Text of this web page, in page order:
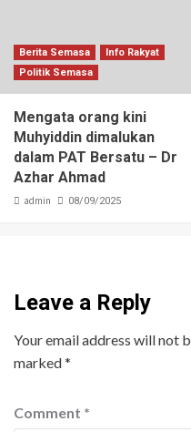
Berita Semasa
Info Rakyat
Politik Semasa
Mengata orang kini
Muhyiddin dimalukan
dalam PAT Bersatu – Dr
Azhar Ahmad
admin 08/09/2025
Leave a Reply
Your email address will not
marked*
Comment *